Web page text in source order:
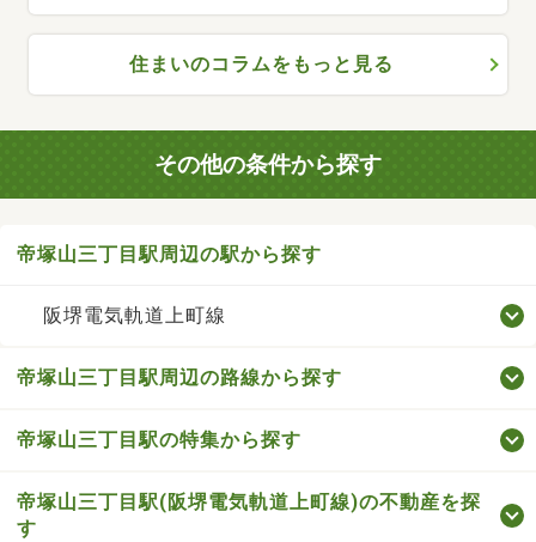
住まいのコラムをもっと見る
その他の条件から探す
帝塚山三丁目駅周辺の駅から探す
阪堺電気軌道上町線
帝塚山三丁目駅周辺の路線から探す
帝塚山三丁目駅の特集から探す
帝塚山三丁目駅(阪堺電気軌道上町線)の不動産を探
す